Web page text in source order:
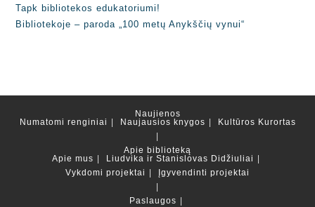
Tapk bibliotekos edukatoriumi!
Bibliotekoje – paroda „100 metų Anykščių vynui“
Naujienos
Numatomi renginiai
Naujausios knygos Kultūros Kurortas
Apie biblioteką
Apie mus
Liudvika ir Stanislovas Didžiuliai
Vykdomi projektai
Įgyvendinti projektai
Paslaugos